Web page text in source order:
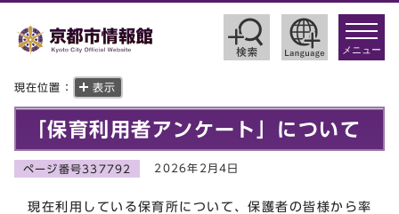
toggle
メニュー
現在位置： 表示
「保育利用者アンケート」について
ページ番号337792 2026年2月4日
現在利用している保育所について、保護者の皆様から率